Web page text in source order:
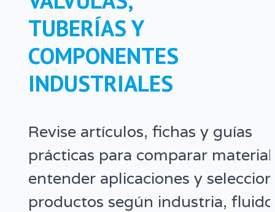
TUBERÍAS Y
COMPONENTES
INDUSTRIALES
Revise artículos, fichas y guías
prácticas para comparar
entender aplicaciones y
productos según industria,